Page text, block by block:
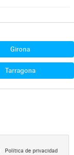
Girona
Tarragona
Política de privacidad